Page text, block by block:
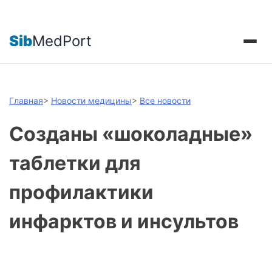
SibMedPort
Главная> Новости медицины> Все новости
Созданы «шоколадные»
таблетки для
профилактики
инфарктов и инсультов